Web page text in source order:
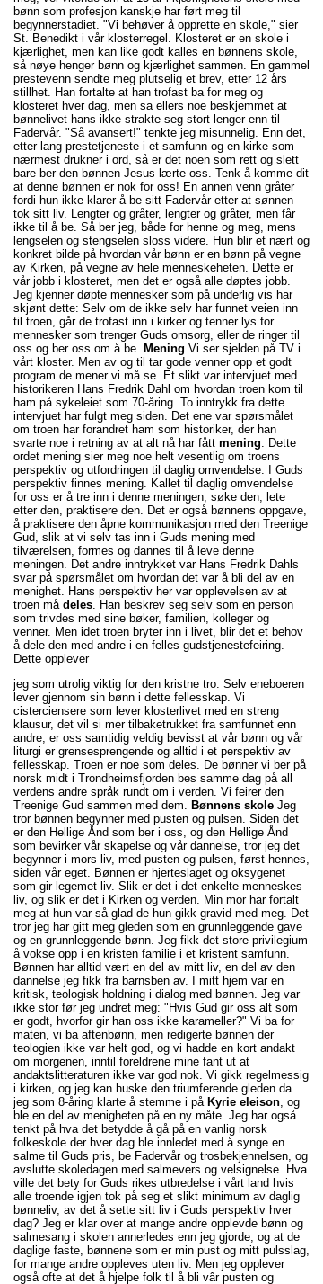
bønn som profesjon kanskje har ført meg til
begynnerstadiet. "Vi behøver å opprette en skole," sier
St. Benedikt i vår klosterregel. Klosteret er en skole i
kjærlighet, men kan like godt kalles en bønnens skole,
så nøye henger bønn og kjærlighet sammen. En gammel
prestevenn sendte meg plutselig et brev, etter 12 års
stillhet. Han fortalte at han trofast ba for meg og
klosteret hver dag, men sa ellers noe beskjemmet at
bønnelivet hans ikke strakte seg stort lenger enn til
Fadervår. "Så avansert!" tenkte jeg misunnelig. Enn det,
etter lang prestetjeneste i et samfunn og en kirke som
nærmest drukner i ord, så er det noen som rett og slett
bare ber den bønnen Jesus lærte oss. Tenk å komme dit
at denne bønnen er nok for oss! En annen venn gråter
fordi hun ikke klarer å be sitt Fadervår etter at sønnen
tok sitt liv. Lengter og gråter, lengter og gråter, men får
ikke til å be. Så ber jeg, både for henne og meg, mens
lengselen og stengselen sloss videre. Hun blir et nært og
konkret bilde på hvordan vår bønn er en bønn på vegne
av Kirken, på vegne av hele menneskeheten. Dette er
vår jobb i klosteret, men det er også alle døptes jobb.
Jeg kjenner døpte mennesker som på underlig vis har
skjønt dette: Selv om de ikke selv har funnet veien inn
til troen, går de trofast inn i kirker og tenner lys for
mennesker som trenger Guds omsorg, eller de ringer til
oss og ber oss om å be.
Mening Vi ser sjelden på TV i
vårt kloster. Men av og til tar gode venner opp et godt
program de mener vi må se. Et slikt var intervjuet med
historikeren Hans Fredrik Dahl om hvordan troen kom til
ham på sykeleiet som 70-åring. To inntrykk fra dette
intervjuet har fulgt meg siden. Det ene var spørsmålet
om troen har forandret ham som historiker, der han
svarte noe i retning av at alt nå har fått mening . Dette
ordet mening sier meg noe helt vesentlig om troens
perspektiv og utfordringen til daglig omvendelse. I Guds
perspektiv finnes mening. Kallet til daglig omvendelse
for oss er å tre inn i denne meningen, søke den, lete
etter den, praktisere den. Det er også bønnens oppgave,
å praktisere den åpne kommunikasjon med den Treenige
Gud, slik at vi selv tas inn i Guds mening med
tilværelsen, formes og dannes til å leve denne
meningen. Det andre inntrykket var Hans Fredrik Dahls
svar på spørsmålet om hvordan det var å bli del av en
menighet. Hans perspektiv her var opplevelsen av at
troen må deles . Han beskrev seg selv som en person
som trivdes med sine bøker, familien, kolleger og
venner. Men idet troen bryter inn i livet, blir det et behov
å dele den med andre i en felles gudstjenestefeiring.
Dette opplever
jeg som utrolig viktig for den kristne tro. Selv eneboeren
lever gjennom sin bønn i dette fellesskap. Vi
cisterciensere som lever klosterlivet med en streng
klausur, det vil si mer tilbaketrukket fra samfunnet enn
andre, er oss samtidig veldig bevisst at vår bønn og vår
liturgi er grensesprengende og alltid i et perspektiv av
fellesskap. Troen er noe som deles. De bønner vi ber på
norsk midt i Trondheimsfjorden bes samme dag på all
verdens andre språk rundt om i verden. Vi feirer den
Treenige Gud sammen med dem.
Bønnens skole Jeg
tror bønnen begynner med pusten og pulsen. Siden det
er den Hellige Ånd som ber i oss, og den Hellige Ånd
som bevirker vår skapelse og vår dannelse, tror jeg det
begynner i mors liv, med pusten og pulsen, først hennes,
siden vår eget. Bønnen er hjerteslaget og oksygenet
som gir legemet liv. Slik er det i det enkelte menneskes
liv, og slik er det i Kirken og verden. Min mor har fortalt
meg at hun var så glad de hun gikk gravid med meg. Det
tror jeg har gitt meg gleden som en grunnleggende gave
og en grunnleggende bønn. Jeg fikk det store privilegium
å vokse opp i en kristen familie i et kristent samfunn.
Bønnen har alltid vært en del av mitt liv, en del av den
dannelse jeg fikk fra barnsben av. I mitt hjem var en
kritisk, teologisk holdning i dialog med bønnen. Jeg var
ikke stor før jeg undret meg: "Hvis Gud gir oss alt som
er godt, hvorfor gir han oss ikke karameller?" Vi ba for
maten, vi ba aftenbønn, men redigerte bønnen der
teologien ikke var helt god, og vi hadde en kort andakt
om morgenen, inntil foreldrene mine fant ut at
andaktslitteraturen ikke var god nok. Vi gikk regelmessig
i kirken, og jeg kan huske den triumferende gleden da
jeg som 8-åring klarte å stemme i på Kyrie eleison , og
ble en del av menigheten på en ny måte. Jeg har også
tenkt på hva det betydde å gå på en vanlig norsk
folkeskole der hver dag ble innledet med å synge en
salme til Guds pris, be Fadervår og trosbekjennelsen, og
avslutte skoledagen med salmevers og velsignelse. Hva
ville det bety for Guds rikes utbredelse i vårt land hvis
alle troende igjen tok på seg et slikt minimum av daglig
bønneliv, av det å sette sitt liv i Guds perspektiv hver
dag? Jeg er klar over at mange andre opplevde bønn og
salmesang i skolen annerledes enn jeg gjorde, og at de
daglige faste, bønnene som er min pust og mitt pulsslag,
for mange andre oppleves uten liv. Men jeg opplever
også ofte at det å hjelpe folk til å bli vâr pusten og